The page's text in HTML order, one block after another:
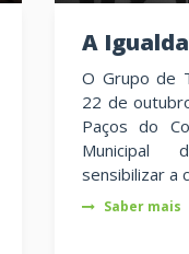
A
O Grupo de
22 de
Paços do
Municipal
sensibilizar a
Saber mais